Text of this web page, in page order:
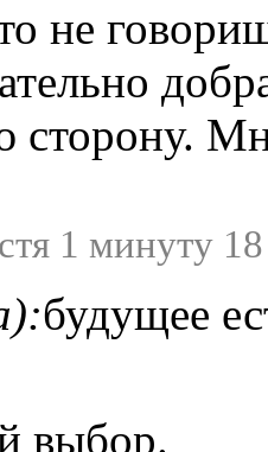
не
сторону.
1 минуту
будущее
выбор.